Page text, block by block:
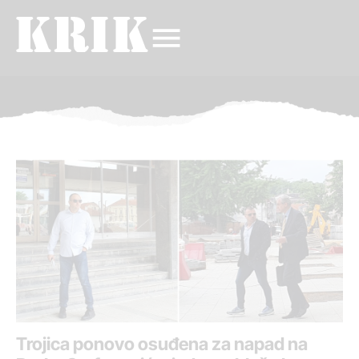
Trojica ponovo osuđena za napad na